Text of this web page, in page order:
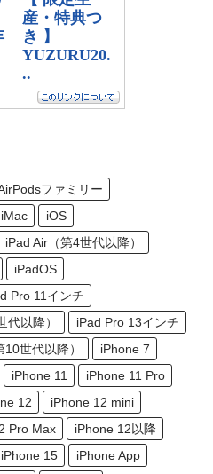
ファミリー
iMac
iOS
iPad Air（第4世代以降）
iPadOS
Pro 11インチ
以降）
iPad Pro 13インチ
10世代以降）
iPhone 7
iPhone 11
iPhone 11 Pro
12
iPhone 12 mini
Pro Max
iPhone 12以降
iPhone 15
iPhone App